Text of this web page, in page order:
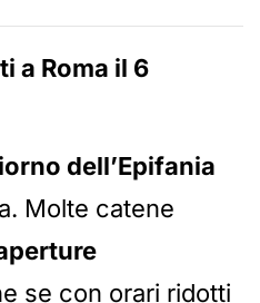
a Roma il 6
dell’Epifania
Molte catene
se con orari ridotti